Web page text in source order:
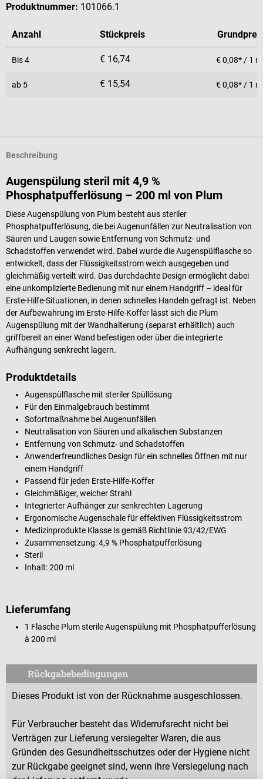
Produktnummer: 101066.1
Anzahl Stückpreis
Bis4 € 16,74 € 0,08* / 1
ab 5 € 15,54 € 0,08* / 1
Beschreibung
Augenspülung steril mit 4,9 %
Phosphatpufferlösung – 200 ml von Plum
Diese Augenspülung von Plum besteht aus steriler
Phosphatpufferlösung, die bei Augenunfällen zur Neutralisation von
Säuren und Laugen sowie Entfernung von Schmutz- und
Schadstoffen verwendet wird. Dabei wurde die Augenspülflasche so
entwickelt, dass der Flüssigkeitsstrom weich ausgegeben und
gleichmäßig verteilt wird. Das durchdachte Design ermöglicht dabei
eine unkomplizierte Bedienung mit nur einem Handgriff – ideal für
Erste-Hilfe-Situationen, in denen schnelles Handeln gefragt ist. Neben
der Aufbewahrung im Erste-Hilfe-Koffer lässt sich die Plum
Augenspülung mit der Wandhalterung (separat erhältlich) auch
griffbereit an einer Wand befestigen oder über die integrierte
Aufhängung senkrecht lagern.
Produktdetails
Augenspülflasche mit steriler Spüllösung
Für den Einmalgebrauch bestimmt
Sofortmaßnahme bei Augenunfällen
Neutralisation von Säuren und alkalischen Substanzen
Entfernung von Schmutz- und Schadstoffen
Anwenderfreundliches Design für ein schnelles Öffnen mit nur
einem Handgriff
Passend für jeden Erste-Hilfe-Koffer
Gleichmäßiger, weicher Strahl
Integrierter Aufhänger zur senkrechten Lagerung
Ergonomische Augenschale für effektiven Flüssigkeitsstrom
Medizinprodukte Klasse Is gemäß Richtlinie93/42/EWG
Zusammensetzung: 4,9 % Phosphatpufferlösung
Steril
Inhalt: 200 ml
Lieferumfang
1 Flasche Plum sterile Augenspülung mit Phosphatpufferlösung
à 200 ml
Rückgabebedingungen
Dieses Produkt ist von der Rücknahme ausgeschlossen.
Für Verbraucher besteht das Widerrufsrecht nicht bei
Verträgen zur Lieferung versiegelter Waren, die aus
Gründen des Gesundheitsschutzes oder der Hygiene nicht
zur Rückgabe geeignet sind, wenn ihre Versiegelung nach